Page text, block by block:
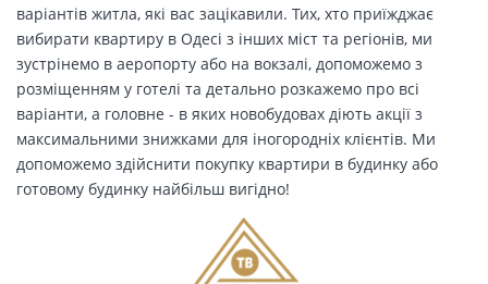
варіантів житла, які вас зацікавили. Тих, хто приїжджає
вибирати квартиру в Одесі з інших міст та регіонів, ми
зустрінемо в аеропорту або на вокзалі, допоможемо з
розміщенням у готелі та детально розкажемо про всі
варіанти, а головне - в яких новобудовах діють акції з
максимальними знижками для іногородніх клієнтів. Ми
допоможемо здійснити покупку квартири в будинку або
готовому будинку найбільш вигідно!